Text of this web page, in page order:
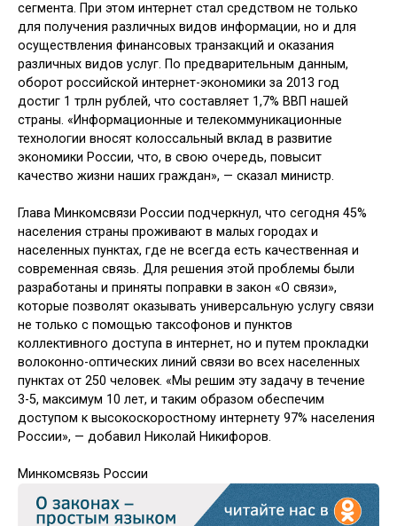
сегмента. При этом интернет стал средством не только
для получения различных видов информации, но и для
осуществления финансовых транзакций и оказания
различных видов услуг. По предварительным данным,
оборот российской интернет-экономики за 2013 год
достиг 1 трлн рублей, что составляет 1,7% ВВП нашей
страны. «Информационные и телекоммуникационные
технологии вносят колоссальный вклад в развитие
экономики России, что, в свою очередь, повысит
качество жизни наших граждан», — сказал министр.
Глава Минкомсвязи России подчеркнул, что сегодня 45%
населения страны проживают в малых городах и
населенных пунктах, где не всегда есть качественная и
современная связь. Для решения этой проблемы были
разработаны и приняты поправки в закон «О связи»,
которые позволят оказывать универсальную услугу связи
не только с помощью таксофонов и пунктов
коллективного доступа в интернет, но и путем прокладки
волоконно-оптических линий связи во всех населенных
пунктах от 250 человек. «Мы решим эту задачу в течение
3-5, максимум 10 лет, и таким образом обеспечим
доступом к высокоскоростному интернету 97% населения
России», — добавил Николай Никифоров.
Минкомсвязь России